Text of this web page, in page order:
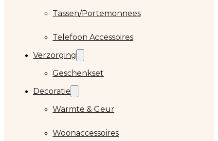
Tassen/Portemonnees
Telefoon Accessoires
Verzorging
Geschenkset
Decoratie
Warmte & Geur
Woonaccessoires